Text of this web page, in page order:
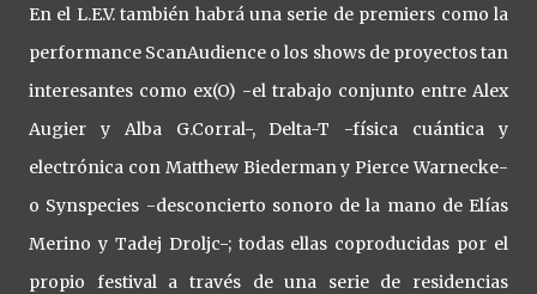
En el L.E.V. también habrá una serie de premiers como la
performance ScanAudience o los shows de proyectos tan
interesantes como ex(O) -el trabajo conjunto entre Alex
Augier y Alba G.Corral-, Delta-T -física cuántica y
electrónica con Matthew Biederman y Pierce Warnecke-
o Synspecies -desconcierto sonoro de la mano de Elías
Merino y Tadej Droljc-; todas ellas coproducidas por el
propio festival a través de una serie de residencias